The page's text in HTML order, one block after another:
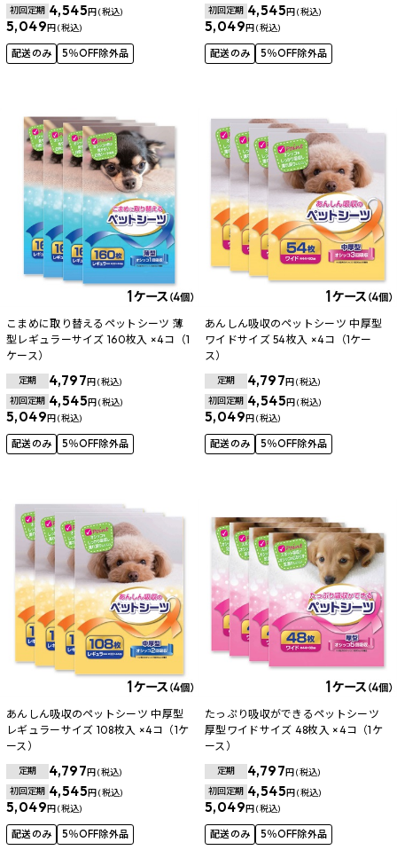
初回定期 4,545円 (税込)
5,049円 (税込)
配送のみ 5％OFF除外品
初回定期 4,545円 (税込)
5,049円 (税込)
配送のみ 5％OFF除外品
こまめに取り替えるペットシーツ 薄
型レギュラーサイズ 160枚入 ×4コ（1
ケース）
定期 4,797円 (税込)
初回定期 4,545円 (税込)
5,049円 (税込)
配送のみ 5％OFF除外品
あんしん吸収のペットシーツ 中厚型
ワイドサイズ 54枚入 ×4コ（1ケー
ス）
定期 4,797円 (税込)
初回定期 4,545円 (税込)
5,049円 (税込)
配送のみ 5％OFF除外品
あんしん吸収のペットシーツ 中厚型
レギュラーサイズ 108枚入 ×4コ（1ケ
ース）
定期 4,797円 (税込)
初回定期 4,545円 (税込)
5,049円 (税込)
配送のみ 5％OFF除外品
たっぷり吸収ができるペットシーツ
厚型ワイドサイズ 48枚入 ×4コ（1ケ
ース）
定期 4,797円 (税込)
初回定期 4,545円 (税込)
5,049円 (税込)
配送のみ 5％OFF除外品